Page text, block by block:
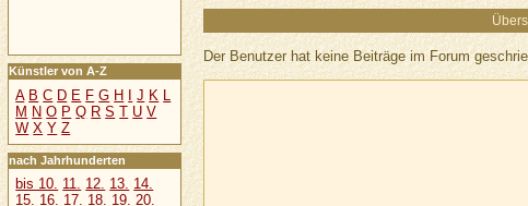
Der Benutzer hat keine Beiträge im Forum
Künstler von A-Z
A B C D E F G H J K L
M N O P Q R S T U V
W X Y Z
nach Jahrhunderten
bis 10. 11. 12. 13. 14.
15. 16. 17. 18. 19. 20.